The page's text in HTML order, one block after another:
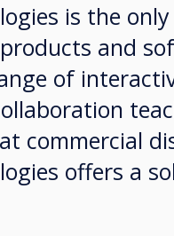
is the
and
of
commercial
offers a